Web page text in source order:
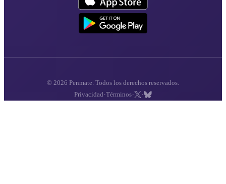
© 2026 Penmate. Todos los derechos reservados.
Privacidad ·Términos· ·